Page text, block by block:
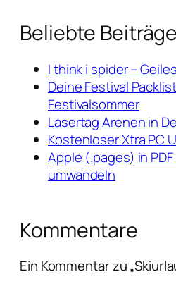
Beliebte
I think i spider –
Deine Festival
Festivalsommer
Lasertag Arenen in
Kostenloser Xtra PC
Apple (.pages) in
umwandeln
Kommentare
Ein Kommentar zu